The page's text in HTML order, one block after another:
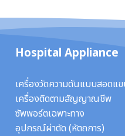
Hospital Appliance
เครื่องวัดความดันแบบสอดแ
เครื่องติดตามสัญญาณชีพ
ซัพพอร์ตเฉพาะทาง
อุปกรณ์ผ่าตัด (หัตถการ)